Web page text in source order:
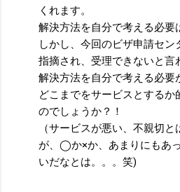
くれます。
解決方法を自分で考える必要
しかし、今回のビザ申請セン
指摘され、受理できないと言
解決方法を自分で考える必要
どこまでをサービスとするか
のでしょうか？！
（サービスが悪い、不親切
が、◯か×か、あまりにもあ
いだなとは。。。笑)